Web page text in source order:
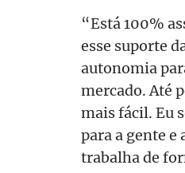
“Está 100%
esse suporte
autonomia
mercado. Até
mais fácil. Eu
para a gente
trabalha de